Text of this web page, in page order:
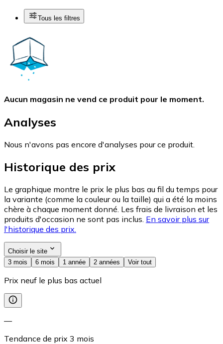
Tous les filtres
Aucun magasin ne vend ce produit pour le moment.
Analyses
Nous n'avons pas encore d'analyses pour ce produit.
Historique des prix
Le graphique montre le prix le plus bas au fil du temps pour
la variante (comme la couleur ou la taille) qui a été la moins
chère à chaque moment donné. Les frais de livraison et les
produits d'occasion ne sont pas inclus. En savoir plus sur
l'historique des prix.
Choisir le site
3 mois
6 mois 1 année 2 années Voir tout
Prix neuf le plus bas actuel
—
Tendance de prix 3 mois